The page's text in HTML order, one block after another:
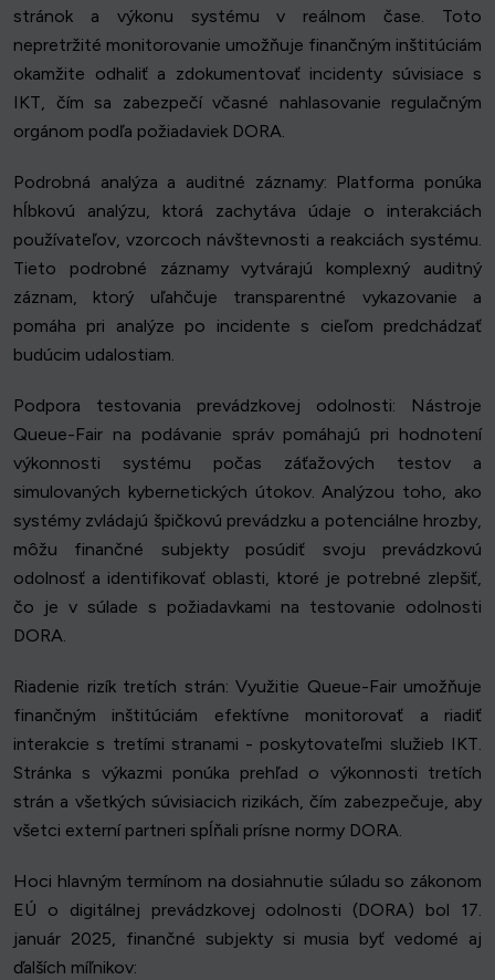
stránok a výkonu systému v reálnom čase. Toto
nepretržité monitorovanie umožňuje finančným inštitúciám
okamžite odhaliť a zdokumentovať incidenty súvisiace s
IKT, čím sa zabezpečí včasné nahlasovanie regulačným
orgánom podľa požiadaviek DORA.
Podrobná analýza a auditné záznamy: Platforma ponúka
hĺbkovú analýzu, ktorá zachytáva údaje o interakciách
používateľov, vzorcoch návštevnosti a reakciách systému.
Tieto podrobné záznamy vytvárajú komplexný auditný
záznam, ktorý uľahčuje transparentné vykazovanie a
pomáha pri analýze po incidente s cieľom predchádzať
budúcim udalostiam.
Podpora testovania prevádzkovej odolnosti: Nástroje
Queue-Fair na podávanie správ pomáhajú pri hodnotení
výkonnosti systému počas záťažových testov a
simulovaných kybernetických útokov. Analýzou toho, ako
systémy zvládajú špičkovú prevádzku a potenciálne hrozby,
môžu finančné subjekty posúdiť svoju prevádzkovú
odolnosť a identifikovať oblasti, ktoré je potrebné zlepšiť,
čo je v súlade s požiadavkami na testovanie odolnosti
DORA.
Riadenie rizík tretích strán: Využitie Queue-Fair umožňuje
finančným inštitúciám efektívne monitorovať a riadiť
interakcie s tretími stranami - poskytovateľmi služieb IKT.
Stránka s výkazmi ponúka prehľad o výkonnosti tretích
strán a všetkých súvisiacich rizikách, čím zabezpečuje, aby
všetci externí partneri spĺňali prísne normy DORA.
Hoci hlavným termínom na dosiahnutie súladu so zákonom
EÚ o digitálnej prevádzkovej odolnosti (DORA) bol 17.
január 2025, finančné subjekty si musia byť vedomé aj
ďalších míľnikov: